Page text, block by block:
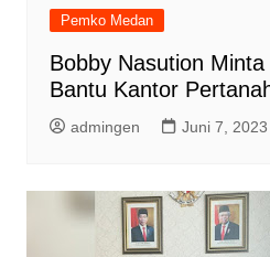
Pemko Medan
Bobby Nasution
Bantu Kantor
admingen Juni 7, 2023